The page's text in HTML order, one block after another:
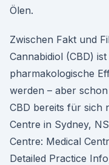
Ölen.
Zwischen Fakt und
Cannabidiol (CBD)
pharmakologische
werden – aber
CBD bereits für sich
Centre in Sydney,
Centre: Medical
Detailed Practice